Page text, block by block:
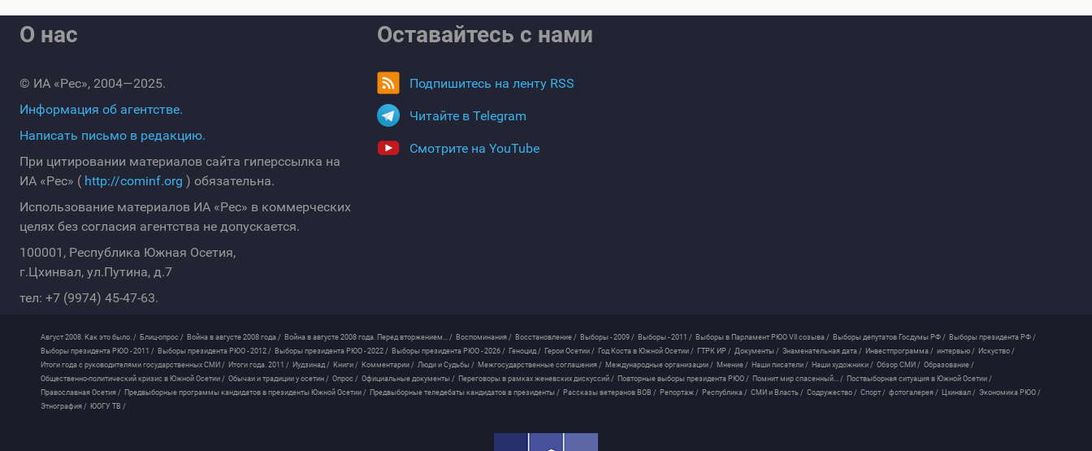
О нас
© ИА «Рес», 2004—2025.
Информация об агентстве.
Написать письмо в редакцию.
При цитировании материалов сайта гиперссылка на
ИА «Рес» ( http://cominf.org ) обязательна.
Использование материалов ИА «Рес» в коммерческих
целях без согласия агентства не допускается.
100001, Республика Южная Осетия,
г.Цхинвал, ул.Путина, д.7
тел: +7 (9974) 45-47-63.
Оставайтесь с нами
Подпишитесь на ленту RSS
Читайте в Telegram
Смотрите на YouTube
Август 2008. Как это было. / Блиц-опрос / Война в августе 2008 года / Война в августе 2008 года. Перед вторжением... / Воспоминания / Восстановление / Выборы - 2009 / Выборы - 2011 / Выборы в Парламент РЮО VII созыва / Выборы депутатов Госдумы РФ / Выборы президента РФ /
Выборы президента РЮО - 2011 / Выборы президента РЮО - 2012 / Выборы президента РЮО - 2022 / Выборы президента РЮО - 2026 / Геноцид / Герои Осетии / Год Коста в Южной Осетии / ГТРК ИР / Документы / Знаменательная дата / Инвестпрограмма / интервью / Искуство /
Итоги года с руководителями государственных СМИ / Итоги года. 2011 / Иудзинад / Книги / Комментарии / Люди и Судьбы / Межгосударственные соглашения / Международные организации / Мнение / Наши писатели / Наши художники / Обзор СМИ / Образование /
Общественно-политический кризис в Южной Осетии / Обычаи и традиции у осетин / Опрос / Официальные документы / Переговоры в рамках женевских дискуссий / Повторные выборы президента РЮО / Помнит мир спасенный... / Поствыборная ситуация в Южной Осетии /
Православная Осетия / Предвыборные программы кандидатов в президенты Южной Осетии / Предвыборные теледебаты кандидатов в президенты / Рассказы ветеранов ВОВ / Репортаж / Республика / СМИ и Власть / Содружество / Спорт / фотогалерея / Цхинвал / Экономика РЮО /
Этнография / ЮОГУ ТВ /